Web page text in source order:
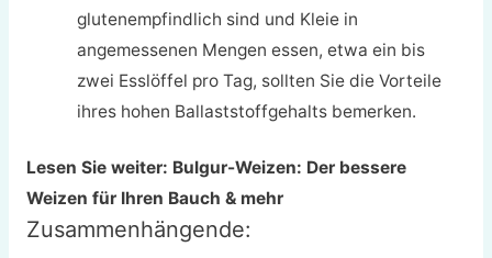
glutenempfindlich sind und Kleie in
angemessenen Mengen essen, etwa ein bis
zwei Esslöffel pro Tag, sollten Sie die Vorteile
ihres hohen Ballaststoffgehalts bemerken.
Lesen Sie weiter: Bulgur-Weizen: Der bessere
Weizen für Ihren Bauch & mehr
Zusammenhängende: